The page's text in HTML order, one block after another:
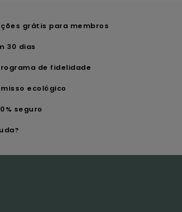
grátis para membros
30 dias
de fidelidade
ecológico
seguro